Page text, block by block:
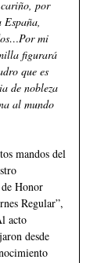
por
mi
figurará
que es
de nobleza
al mundo
mandos del
Honor
Regular”,
acto
desde